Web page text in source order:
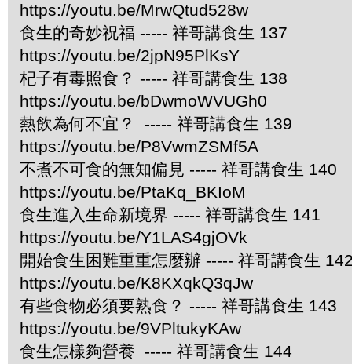
https://youtu.be/MrwQtud528w
食生的奇妙祝福 ----- 祥哥講食生 137
https://youtu.be/2jpN95PlKsY
杞子有毒照食？ ----- 祥哥講食生 138
https://youtu.be/bDwmoWVUGh0
熱飲為何不宜？ ----- 祥哥講食生 139
https://youtu.be/P8VwmZSMf5A
不煮不可食的無知偏見 ----- 祥哥講食生 140
https://youtu.be/PtaKq_BKIoM
食生進入生命新境界 ----- 祥哥講食生 141
https://youtu.be/Y1LAS4gjOVk
開始食生困難重重怎麼辦 ----- 祥哥講食生
https://youtu.be/K8KXqkQ3qJw
有些食物必須要熟食？ ----- 祥哥講食生 143
https://youtu.be/9VPltukyKAw
食生怎樣夠營養 ----- 祥哥講食生 144